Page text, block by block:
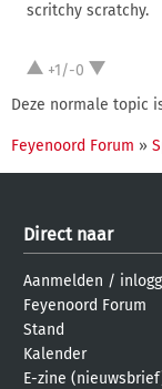
scritchy scratchy.
+1/-0
Deze normale topic
Feyenoord Forum »
Direct naar
Aanmelden /
Feyenoord Forum
Stand
Kalender
E-zine